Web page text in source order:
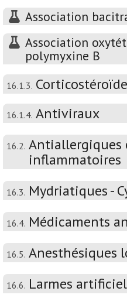
Association
Association
polymyxine B
16.1.3.
16.1.4. Antiviraux
16.2. Antiallergiques
inflammatoires
16.3. Mydriatiques -
16.4. Médicaments
16.5. Anesthésiques
16.6. Larmes